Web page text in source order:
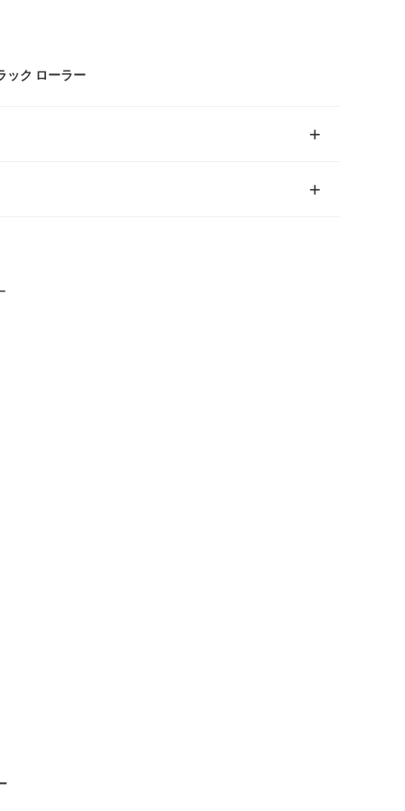
ック ローラー